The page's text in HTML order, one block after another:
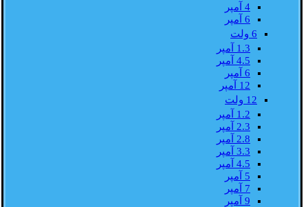
4 آمپر
6 آمپر
6 ولت
1.3 آمپر
4.5 آمپر
6 آمپر
12 آمپر
12 ولت
1.2 آمپر
2.3 آمپر
2.8 آمپر
3.3 آمپر
4.5 آمپر
5 آمپر
7 آمپر
9 آمپر